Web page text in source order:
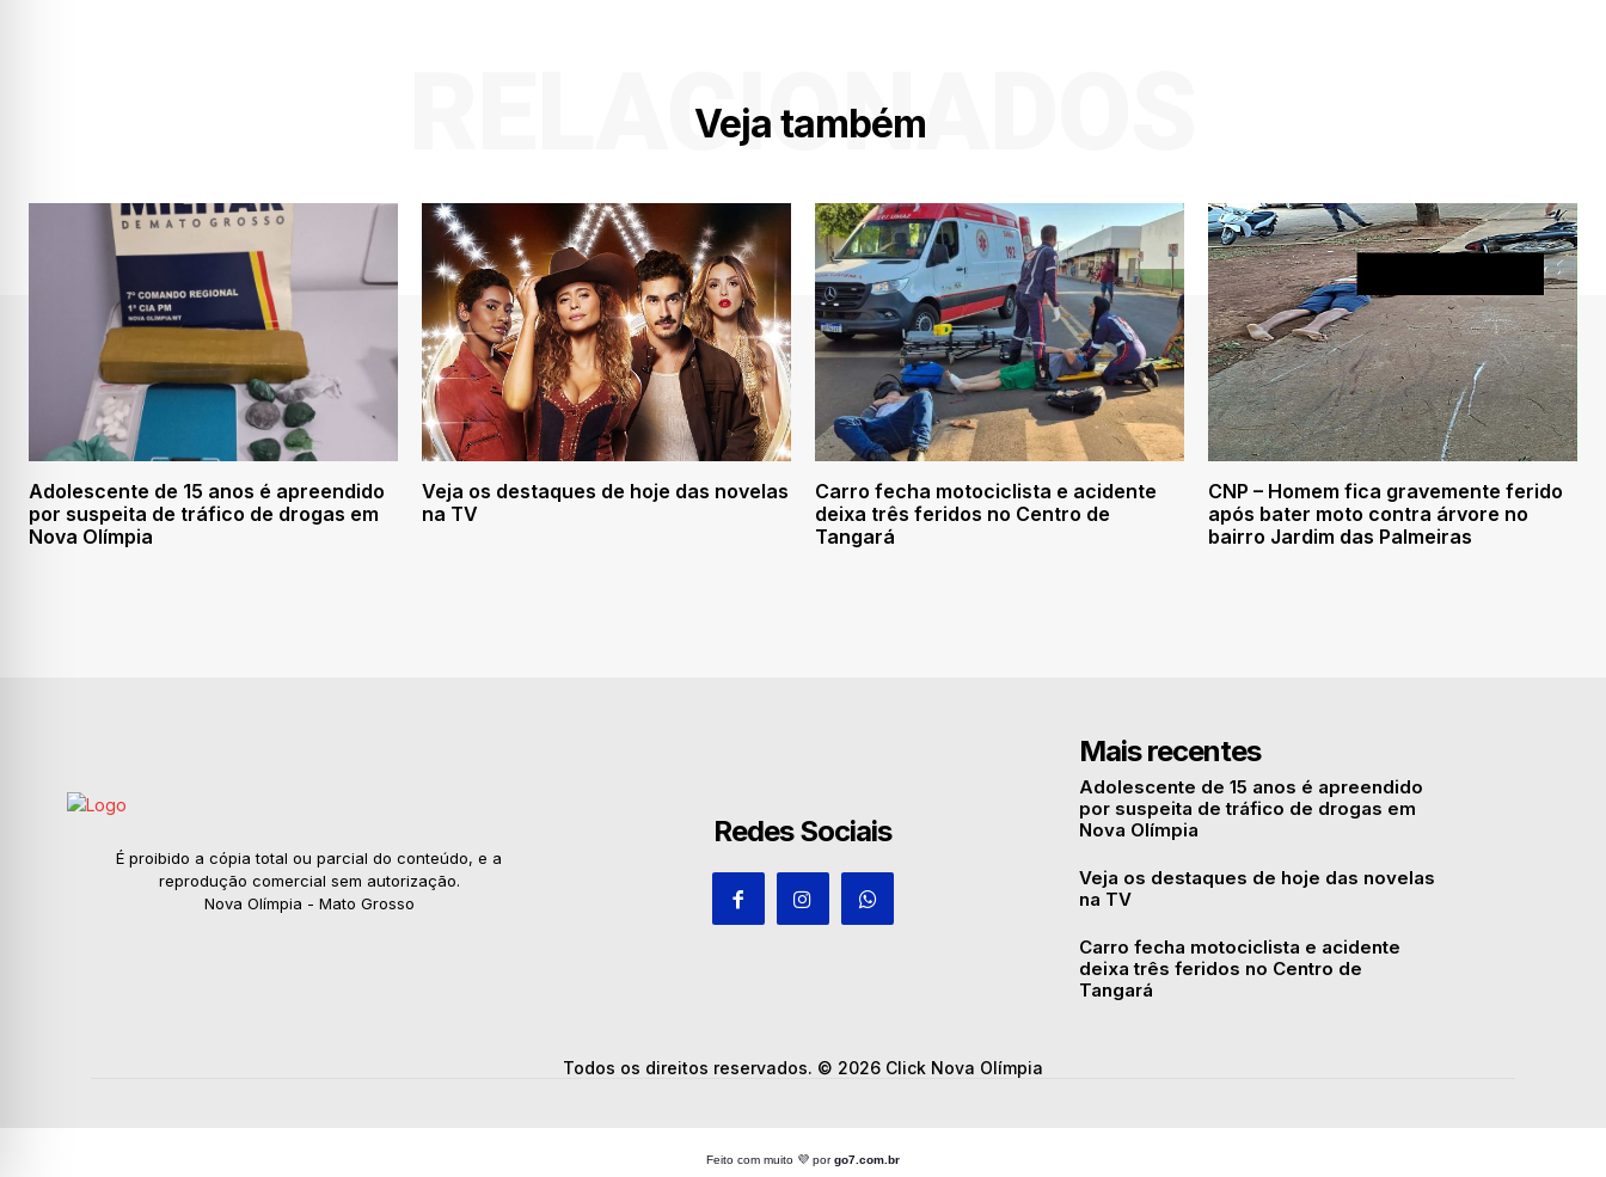
Veja também
RELACIONADOS
Adolescente de 15 anos é apreendido
por suspeita de tráfico de drogas em
Nova Olímpia
Veja os destaques de hoje das novelas
na TV
Carro fecha motociclista e acidente
deixa três feridos no Centro de
Tangará
CNP – Homem fica gravemente ferido
após bater moto contra árvore no
bairro Jardim das Palmeiras
É proibido a cópia total ou parcial do conteúdo, e a
reprodução comercial sem autorização.
Nova Olímpia - Mato Grosso
Redes Sociais
Mais recentes
Adolescente de 15 anos é apreendido
por suspeita de tráfico de drogas em
Nova Olímpia
Veja os destaques de hoje das novelas
na TV
Carro fecha motociclista e acidente
deixa três feridos no Centro de
Tangará
Todos os direitos reservados. © 2026 Click Nova Olímpia
Feito com muito 💜 porgo7.com.br